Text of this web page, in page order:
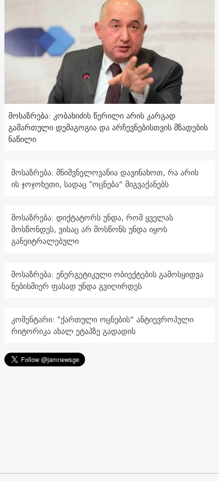
მოსაზრება: კობახიძის წერილი არის კარგად
გამართული დემაგოგია და არჩევნებისთვის მზადების
ნაწილი
მოსაზრება: მნიშვნელოვანია დავინახოთ, რა არის
ის ჯოჯოხეთი, სადაც "ოცნება“ მიგვაქანებს
მოსაზრება: დიქტატორს უნდა, რომ ყველას
მოსწონდეს, ვისაც არ მოსწონს უნდა იყოს
განეიტრალებული
მოსაზრება: ენერგეტიკული ობიექტების გამოსყიდვა
ნებისმიერ ფასად უნდა გვიღირდეს
კომენტარი: "ქართული ოცნების“ ანტიევროპული
რიტორიკა ახალ ეტაპზე გადადის